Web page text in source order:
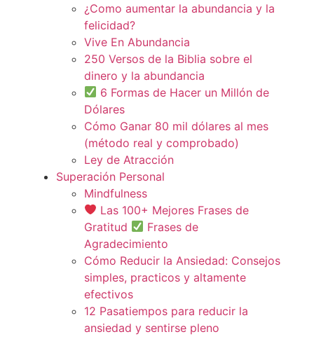
¿Como aumentar la abundancia y la
felicidad?
Vive En Abundancia
250 Versos de la Biblia sobre el
dinero y la abundancia
6 Formas de Hacer un Millón de
Dólares
Cómo Ganar 80 mil dólares al mes
(método real y comprobado)
Ley de Atracción
Superación Personal
Mindfulness
Las 100+ Mejores Frases de
Gratitud
Frases de
Agradecimiento
Cómo Reducir la Ansiedad: Consejos
simples, practicos y altamente
efectivos
12 Pasatiempos para reducir la
ansiedad y sentirse pleno